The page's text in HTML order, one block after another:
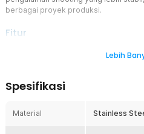
berbagai proyek produksi.
Fitur
Dukungan Stabil dan Fleksibel
ARCA. Dengan two-in-one
mengganti setup. Baseplate-nya
kebebasan memasang baseplate
Lebih
Spesifikasi
Material Stainless